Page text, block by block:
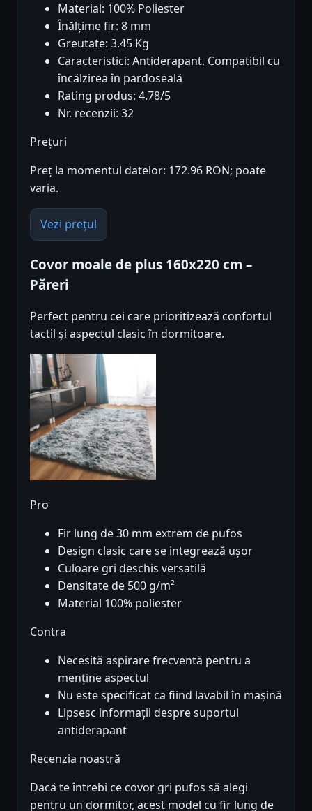
Material: 100% Poliester
Înălțime fir: 8 mm
Greutate: 3.45 Kg
Caracteristici: Antiderapant, Compatibil cu
încălzirea în pardoseală
Rating produs: 4.78/5
Nr. recenzii: 32
Prețuri
Preț la momentul datelor: 172.96 RON; poate
varia.
Vezi prețul
Covor moale de plus 160x220 cm –
Păreri
Perfect pentru cei care prioritizează confortul
tactil și aspectul clasic în dormitoare.
Pro
Fir lung de 30 mm extrem de pufos
Design clasic care se integrează ușor
Culoare gri deschis versatilă
Densitate de 500 g/m²
Material 100% poliester
Contra
Necesită aspirare frecventă pentru a
menține aspectul
Nu este specificat ca fiind lavabil în mașină
Lipsesc informații despre suportul
antiderapant
Recenzia noastră
Dacă te întrebi ce covor gri pufos să alegi
pentru un dormitor, acest model cu fir lung de